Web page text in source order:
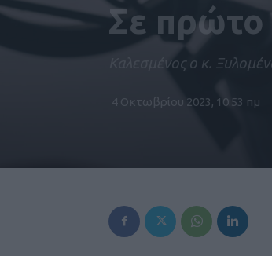
Σε πρώτο
Καλεσμένος ο κ.
4 Οκτωβρίου 2023, 10:53 πμ